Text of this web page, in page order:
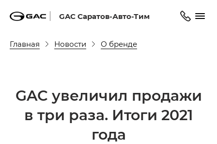
GAC Саратов-Авто-Тим
Главная Новости О бренде
GAC увеличил продажи
в три раза. Итоги 2021
года